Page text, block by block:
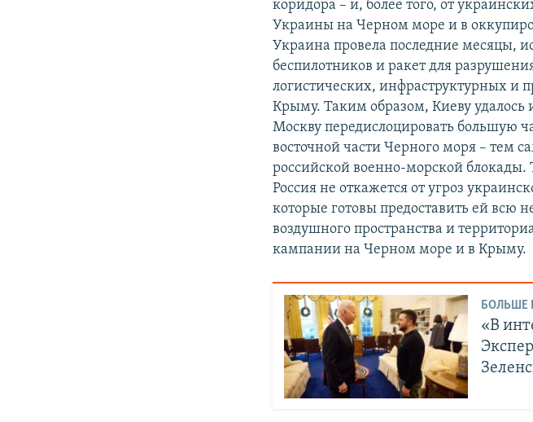
коридора – и, более того, от
Украины на Черном море и в
Украина провела последние месяцы,
беспилотников и ракет для
логистических, инфраструктурных и
Крыму. Таким образом, Киеву удалось
Москву передислоцировать большую
восточной части Черного моря – тем
российской военно-морской
Россия не откажется от угроз
которые готовы предоставить ей
воздушного пространства и
кампании на Черном море и в Крыму.
БОЛЬШЕ
«В